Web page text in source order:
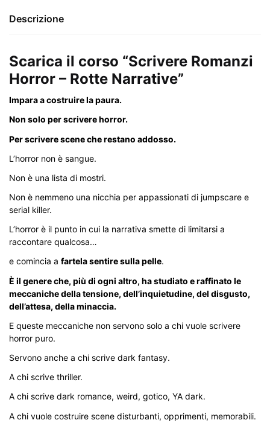
Descrizione
Scarica il corso “Scrivere Romanzi
Horror – Rotte Narrative”
Impara a costruire la paura.
Non solo per scrivere horror.
Per scrivere scene che restano addosso.
L’horror non è sangue.
Non è una lista di mostri.
Non è nemmeno una nicchia per appassionati di jumpscare e
serial killer.
L’horror è il punto in cui la narrativa smette di limitarsi a
raccontare qualcosa…
e comincia a fartela sentire sulla pelle.
È il genere che, più di ogni altro, ha studiato e raffinato le
meccaniche della tensione, dell’inquietudine, del disgusto,
dell’attesa, della minaccia.
E queste meccaniche non servono solo a chi vuole scrivere
horror puro.
Servono anche a chi scrive dark fantasy.
A chi scrive thriller.
A chi scrive dark romance, weird, gotico, YA dark.
A chi vuole costruire scene disturbanti, opprimenti, memorabili.